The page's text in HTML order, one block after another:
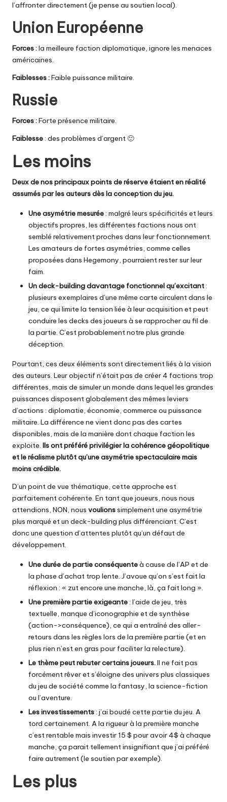
l’affronter directement (je pense au soutien local).
Union Européenne
Forces :la meilleure faction diplomatique, ignore les menaces
américaines.
Faiblesses :Faible puissance militaire.
Russie
Forces :Forte présence militaire.
Faiblesse: des problèmes d’argent 🙂
Les moins
Deux de nos principaux points de réserve étaient en réalité
assumés par les auteurs dès la conception du jeu.
Une asymétrie mesurée: malgré leurs spécificités et leurs
objectifs propres, les différentes factions nous ont
semblé relativement proches dans leur fonctionnement.
Les amateurs de fortes asymétries, comme celles
proposées dans Hegemony, pourraient rester sur leur
faim.
Un deck-building davantage fonctionnel qu’excitant:
plusieurs exemplaires d’une même carte circulent dans le
jeu, ce qui limite la tension liée à leur acquisition et peut
conduire les decks des joueurs à se rapprocher au fil de
la partie. C’est probablement notre plus grande
déception.
Pourtant, ces deux éléments sont directementliés à la vision
des auteurs. Leur objectif n’était pas de créer 4 factions trop
différentes, mais de simuler un monde dans lequel les grandes
puissances disposent globalement des mêmes leviers
d’actions : diplomatie, économie, commerce ou puissance
militaire. La différence ne vient donc pas des cartes
disponibles, mais de la manière dont chaque faction les
exploite. Ils ont préféré privilégier la cohérence géopolitique
et le réalisme plutôt qu’une asymétrie spectaculaire mais
moins crédible.
D’un point de vue thématique, cette approche est
parfaitement cohérente. En tant que joueurs, nous nous
attendions, NON, nous voulionssimplement une asymétrie
plus marqué et un deck-building plus différenciant. C’est
donc une question d’attentes plutôt qu’un défaut de
développement.
Une durée de partie conséquenteà cause de l’AP et de
la phase d’achat trop lente. J’avoue qu’on s’est fait la
réflexion : « zut encore une manche, là, ça fait long ».
Une première partie exigeante: l’aide de jeu, très
textuelle, manque d’iconographie et de synthèse
(action->conséquence), ce qui a entraîné des aller-
retours dans les règles lors de la première partie (et en
plus rien n’est en gras pour faciliter la relecture).
Le thème peut rebuter certains joueurs.Il ne fait pas
forcément rêver et s’éloigne des univers plus classiques
du jeu de société comme la fantasy, la science-fiction
ou l’aventure.
Les investissements: j’ai boudé cette partie du jeu. A
tord certainement. A la rigueur à la première manche
c’est rentable mais investir 15 $ pour avoir 4$ à chaque
manche, ça parait tellement insignifiant que j’ai préféré
faire autrement (le soutien par exemple).
Les plus